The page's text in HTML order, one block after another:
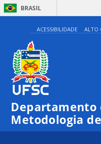
BRASIL
ACESSIBILIDADE ALTO
Departamento
Metodologia